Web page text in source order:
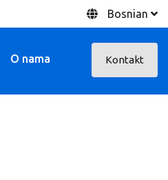
Bosnian
O nama Kontakt